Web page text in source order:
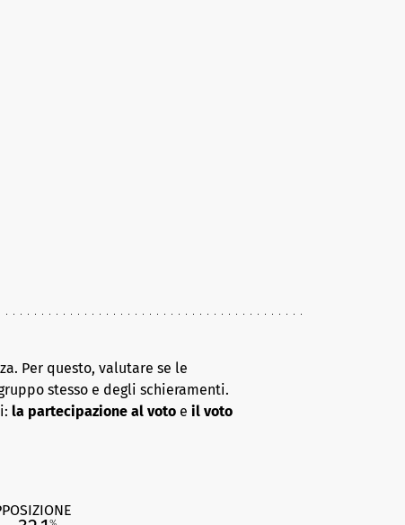
Per questo, valutare se le
stesso e degli schieramenti.
la partecipazione al voto e il voto